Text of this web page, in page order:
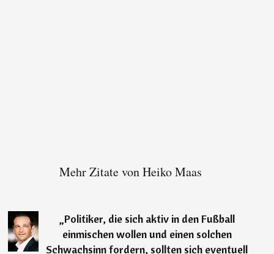
Mehr Zitate von Heiko Maas
„Politiker, die sich aktiv in den Fußball
einmischen wollen und einen solchen
Schwachsinn fordern, sollten sich eventuell